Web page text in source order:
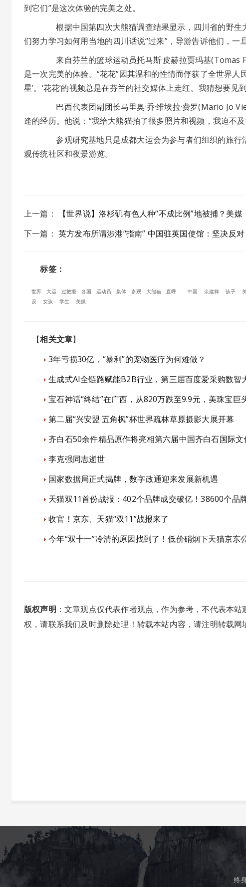
到它们”是这次体验的完美之处。
根据中国第四次大熊猫调查结果显示，四川省的野生
们努力学习如何用当地的四川话说“过来”，导游告诉他们，一
来自芬兰的篮球运动员托马斯·皮赫拉贾玛基(Tomas
是一次完美的体验。“花花”因其温和的性情而俘获了全世界人
星’。‘花花’的视频总是在芬兰的社交媒体上走红。我猜想要见
巴西代表团副团长马里奥·乔·维埃拉·费罗(Mario Jo
逢的经历。他说：“我给大熊猫拍了很多照片和视频，我迫不
参观研究基地只是成都大运会为参与者们组织的旅行
观传统社区和夜景游览。
上一篇 ：
【世界说】洛杉矶有色人种“不成比例”地被捕？美
下一篇 ：英方发布所谓涉港“指南” 中国驻英国使馆：坚决反对
标签：
世界 大运 过把瘾 各国 运动员 集体 参观 大熊猫 直呼 中国 余建祥 孩子
设
女孩 学生 美媒
【相关文章】
3年亏损30亿，“暴利”的宠物医疗为何难做？
生成式AI全链路赋能B2B行业，第三届百度爱采购数智
宝石神话“终结”在广西，从820万跌至9.9元，美珠宝巨
第二届“兴安盟·五角枫”杯世界疏林草原摄影大展开幕
齐白石50余件精品原作将亮相第六届中国齐白石国际
李克强同志逝世
国家数据局正式揭牌，数字政通迎来发展新机遇
天猫双11首份战报：402个品牌成交破亿！38600个品
收官！京东、天猫“双11”战报来了
今年“双十一”冷清的原因找到了！低价硝烟下天猫京
版权声明 ：文章观点仅代表作者观点，作为参考，不代表本
权，请联系我们及时删除处理！转载本站内容，请注明转载网
终